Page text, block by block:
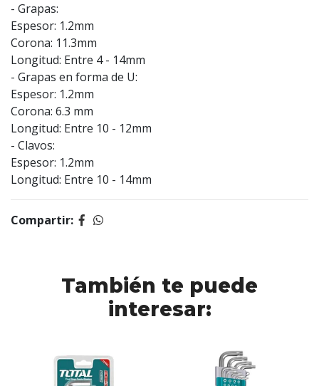
- Grapas:
Espesor: 1.2mm
Corona: 11.3mm
Longitud: Entre 4 - 14mm
- Grapas en forma de U:
Espesor: 1.2mm
Corona: 6.3 mm
Longitud: Entre 10 - 12mm
- Clavos:
Espesor: 1.2mm
Longitud: Entre 10 - 14mm
Compartir:
También te puede
interesar: